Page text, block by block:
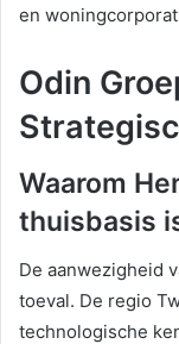
en
Odin
Waarom
thuisbasis
De aanwezigheid
toeval. De regio
technologische